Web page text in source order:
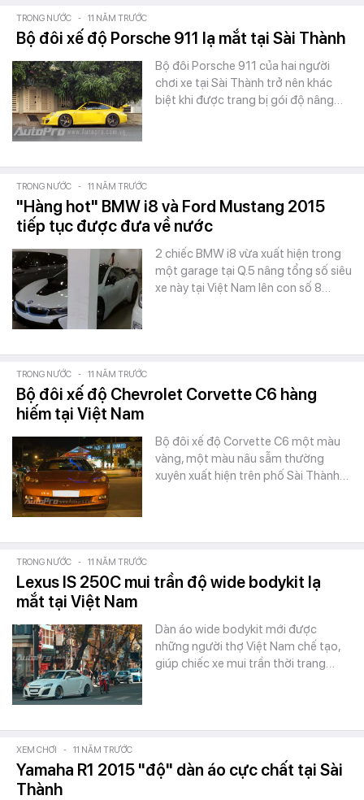
TRONG NƯỚC - 11 NĂM TRƯỚC
Bộ đôi xế độ Porsche 911 lạ mắt tại Sài Thành
Bộ đôi Porsche 911 của hai người
chơi xe tại Sài Thành trở nên khác
biệt khi được trang bị gói độ nâng…
TRONG NƯỚC - 11 NĂM TRƯỚC
"Hàng hot" BMW i8 và Ford Mustang 2015
tiếp tục được đưa về nước
2 chiếc BMW i8 vừa xuất hiện trong
một garage tại Q.5 nâng tổng số siêu
xe này tại Việt Nam lên con số 8…
TRONG NƯỚC - 11 NĂM TRƯỚC
Bộ đôi xế độ Chevrolet Corvette C6 hàng
hiếm tại Việt Nam
Bộ đôi xế độ Corvette C6 một màu
vàng, một màu nâu sẫm thường
xuyên xuất hiện trên phố Sài Thành…
TRONG NƯỚC - 11 NĂM TRƯỚC
Lexus IS 250C mui trần độ wide bodykit lạ
mắt tại Việt Nam
Dàn áo wide bodykit mới được
những người thợ Việt Nam chế tạo,
giúp chiếc xe mui trần thời trang…
XEM CHƠI - 11 NĂM TRƯỚC
Yamaha R1 2015 "độ" dàn áo cực chất tại Sài
Thành